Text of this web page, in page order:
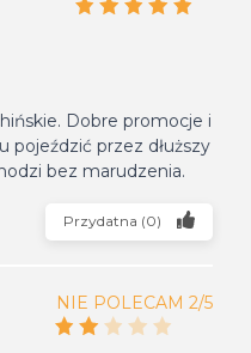
Dobre promocje i
pojeździć przez dłuższy
bez marudzenia.
Przydatna (0)
NIE POLECAM 2/5